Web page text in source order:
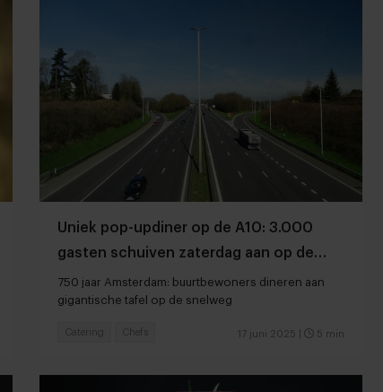
Uniek pop-updiner op de A10: 3.000
gasten schuiven zaterdag aan op de
Ring
750 jaar Amsterdam: buurtbewoners dineren aan
gigantische tafel op de snelweg
17 juni 2025 5 min
Catering Chefs